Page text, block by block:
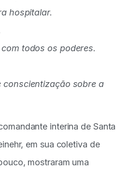
hospitalar.
todos os poderes.
conscientização sobre a
interina de Santa
em sua coletiva de
mostraram uma